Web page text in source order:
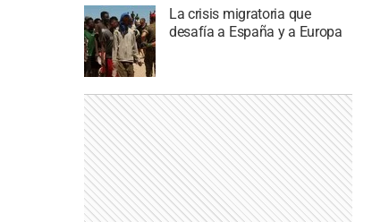
La crisis migratoria que
desafía a España y a Europa